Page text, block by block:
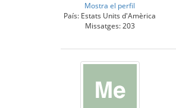
Mostra el perfil
País: Estats Units d'Amèrica
Missatges: 203